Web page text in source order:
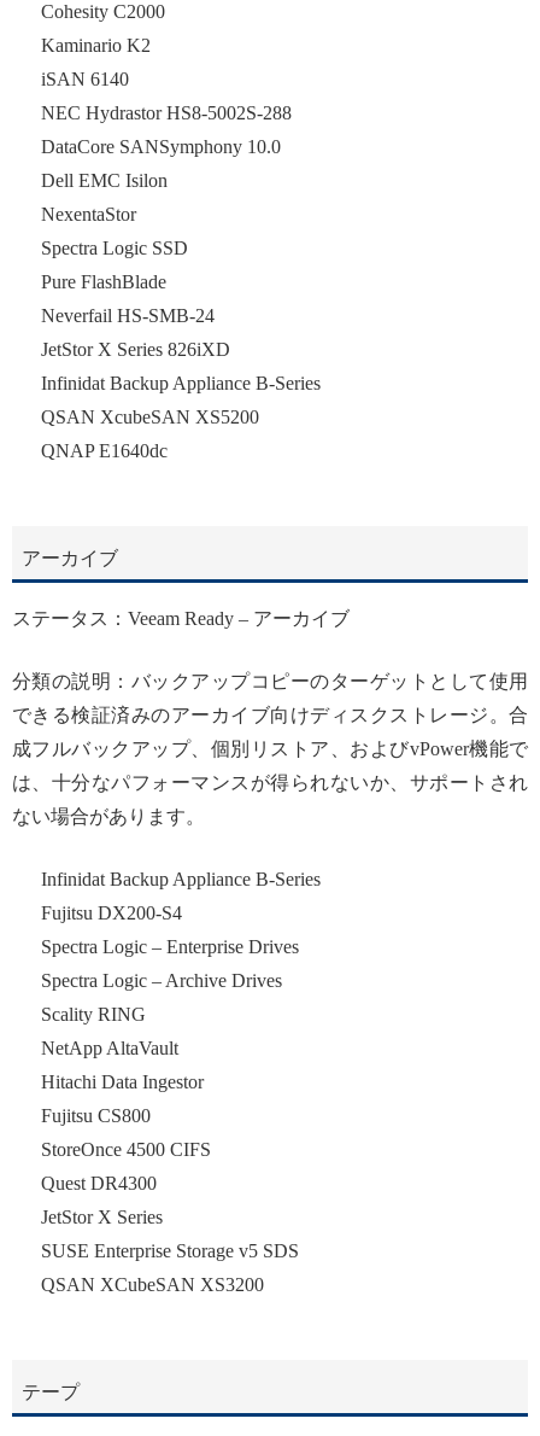
Cohesity C2000
Kaminario K2
iSAN 6140
NEC HydrastorHS8-5002S-288
DataCore SANSymphony 10.0
Dell EMC Isilon
NexentaStor
Spectra Logic SSD
Pure FlashBlade
Neverfail HS-SMB-24
JetStor X Series 826iXD
Infinidat Backup Appliance B-Series
QSAN XcubeSAN XS5200
QNAP E1640dc
アーカイブ
ステータス：Veeam Ready – アーカイブ
分類の説明： バックアップコピーのターゲットとして使用
できる検証済みのアーカイブ向けディスクストレージ。合
成フルバックアップ、個別リストア、およびvPower機能で
は、十分なパフォーマンスが得られないか、サポートされ
ない場合があります。
Infinidat Backup Appliance B-Series
Fujitsu DX200-S4
Spectra Logic – Enterprise Drives
Spectra Logic – Archive Drives
Scality RING
NetApp AltaVault
Hitachi Data Ingestor
Fujitsu CS800
StoreOnce 4500 CIFS
Quest DR4300
JetStor X Series
SUSE Enterprise Storage v5 SDS
QSAN XCubeSAN XS3200
テープ